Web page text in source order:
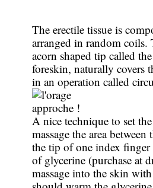
The erectile tissue is
arranged in random
acorn shaped tip called
foreskin, naturally covers
in an operation called
A nice technique to set
massage the area
the tip of one index finger
of glycerine (purchase at
massage into the skin